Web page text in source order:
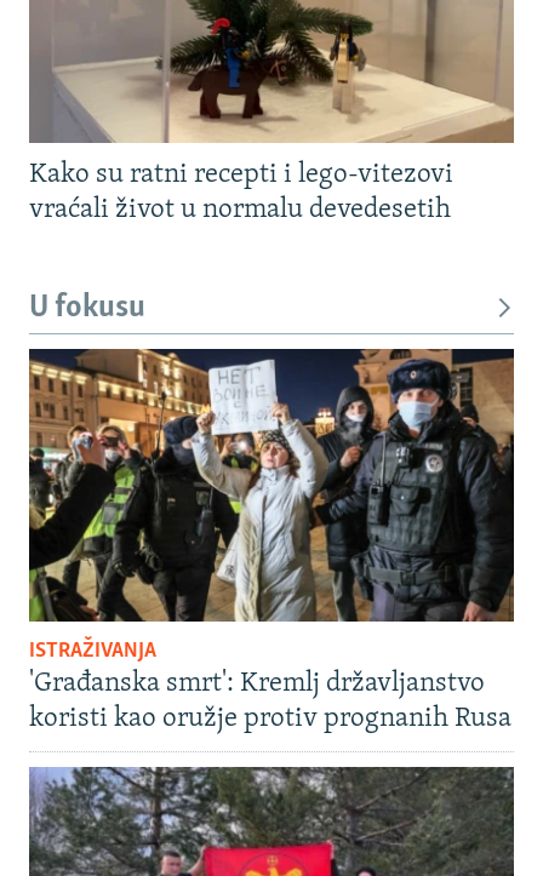
Kako su ratni recepti i lego-vitezovi
vraćali život u normalu devedesetih
U fokusu
ISTRAŽIVANJA
'Građanska smrt': Kremlj državljanstvo
koristi kao oružje protiv prognanih Rusa